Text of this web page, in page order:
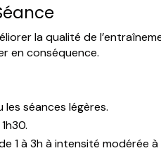
la qualité de
en conséquence.
séances légères.
1 à 3h à intensité modérée à